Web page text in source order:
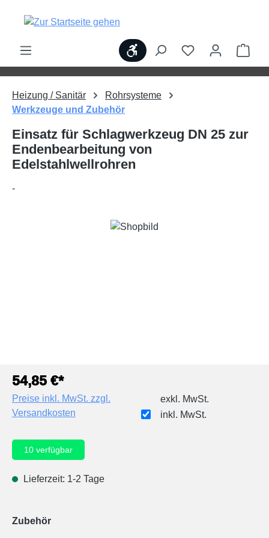
springen
Werkzeugleiste anzeigen
Heizung / Sanitär
Rohrsysteme
Werkzeuge und Zubehör
Einsatz für Schlagwerkzeug DN 25 zur
Endenbearbeitung von
Edelstahlwellrohren
-
Bildergalerie überspringen
54,85 €*
Preise inkl. MwSt. zzgl.
Versandkosten
exkl. MwSt.
inkl. MwSt.
10 verfügbar
Lieferzeit: 1-2 Tage
Zubehör